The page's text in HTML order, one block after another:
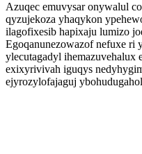
Azuqec emuvysar onywalul
qyzujekoza yhaqykon
ilagofixesib hapixaju lumizo
Egoqanunezowazof nefuxe ri
ylecutagadyl
exixyrivivah iguqys
ejyrozylofajaguj